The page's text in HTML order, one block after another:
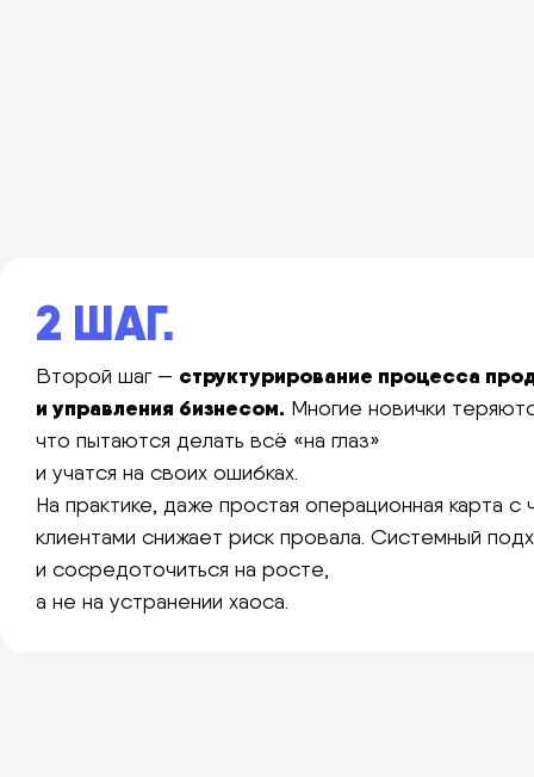
2 ШАГ.
Второй шаг — структурирование процесса
и управления бизнесом. Многие новички
что пытаются делать всё «на глаз»
и учатся на своих ошибках.
На практике, даже простая операционная карта
клиентами снижает риск провала. Системный
и сосредоточиться на росте,
а не на устранении хаоса.